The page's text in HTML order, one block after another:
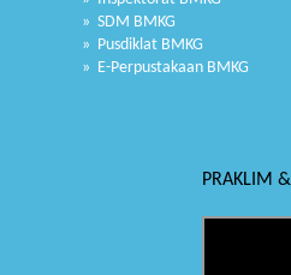
» SDM BMKG
» Pusdiklat BMKG
» E-Perpustakaan BMKG
PRAKLIM